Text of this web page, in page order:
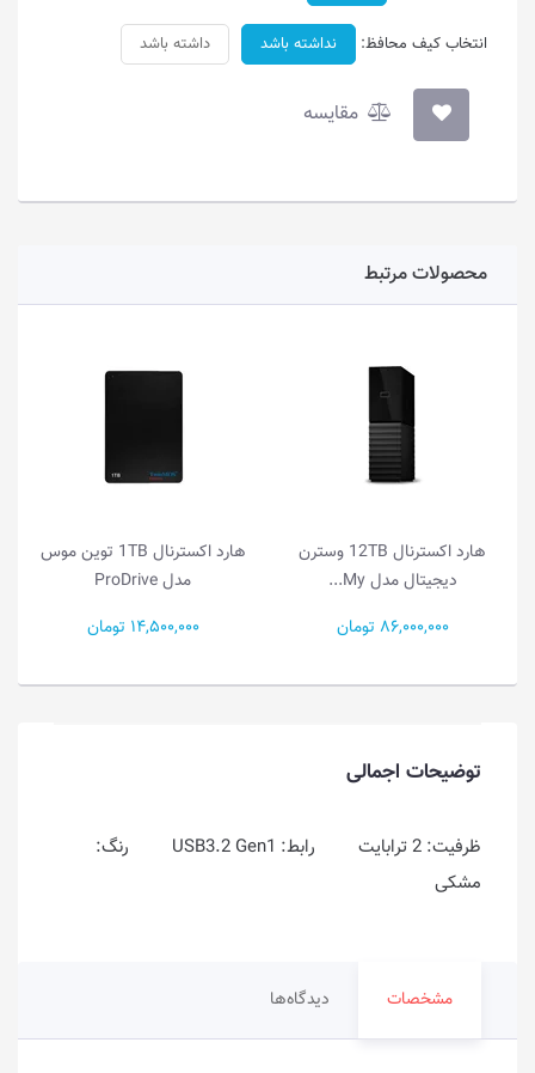
انتخاب کیف محافظ: نداشته باشد داشته باشد
مقایسه
محصولات مرتبط
هارد اکسترنال 12TB وسترن
دیجیتال مدل My...
86,000,000 تومان
هارد اکسترنال 1TB توین موس
مدل ProDrive
14,500,000 تومان
توضیحات اجمالی
ظرفیت: 2 ترابایت رابط: USB3.2 Gen1 رنگ:
مشکی
مشخصات دیدگاه‌ها